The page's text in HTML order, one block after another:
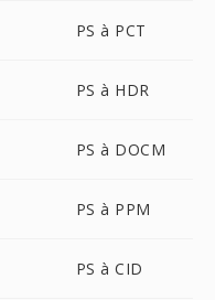
PS à PCT
PS à HDR
PS à DOCM
PS à PPM
PS à CID